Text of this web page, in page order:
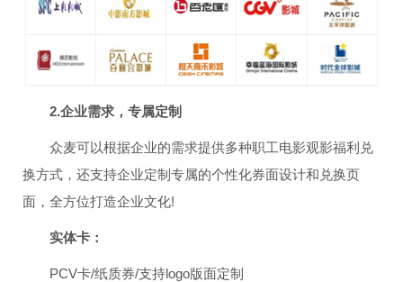
2.企业需求，专属定制
众麦可以根据企业的需求提供多种职工电影观影福利兑
换方式，还支持企业定制专属的个性化券面设计和兑换页
面，全方位打造企业文化!
实体卡：
PCV卡/纸质券/支持logo版面定制